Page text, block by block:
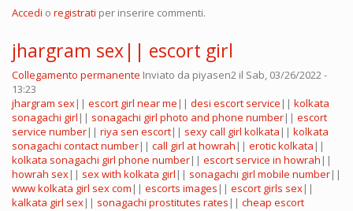
Accedi o registrati per inserire commenti.
jhargram sex|| escort girl
Collegamento permanente Inviato da piyasen2 il Sab, 03/26/2022 -
13:23
jhargram sex|| escort girl near me || desi escort service || kolkata
sonagachi girl || sonagachi girl photo and phone number|| escort
service number|| riya sen escort|| sexy call girl kolkata || kolkata
sonagachi contact number|| call girl at howrah || erotic kolkata ||
kolkata sonagachi girl phone number|| escort service in howrah ||
howrah sex|| sex with kolkata girl || sonagachi girl mobile number||
www kolkata girl sex com || escorts images || escort girls sex||
kalkata girl sex|| sonagachi prostitutes rates || cheap escort